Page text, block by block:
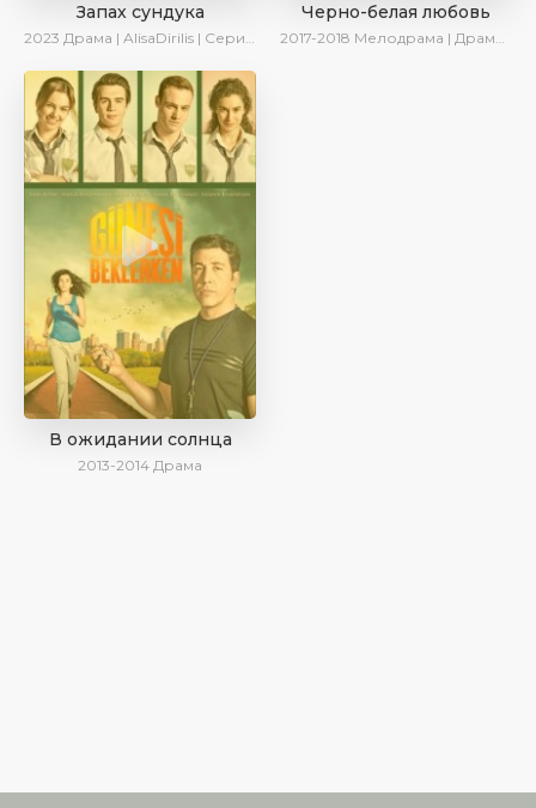
Запах сундука
2023 Драма | AlisaDirilis | Сериалы 2023
Черно-белая любовь
2017-2018 Мелодрама | Драма | Боевик | SesDizi
В ожидании солнца
2013-2014 Драма